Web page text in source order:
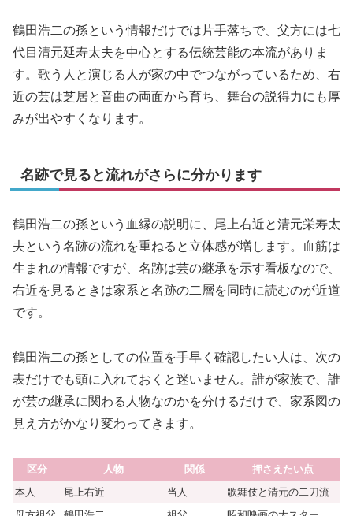
鶴田浩二の孫という情報だけでは片手落ちで、父方には七
代目清元延寿太夫を中心とする伝統芸能の本流がありま
す。歌う人と演じる人が家の中でつながっているため、右
近の芸は芝居と音曲の両面から育ち、舞台の説得力にも厚
みが出やすくなります。
名跡で見ると流れがさらに分かります
鶴田浩二の孫という血縁の説明に、尾上右近と清元栄寿太
夫という名跡の流れを重ねると立体感が増します。血筋は
生まれの情報ですが、名跡は芸の継承を示す看板なので、
右近を見るときは家系と名跡の二層を同時に読むのが近道
です。
鶴田浩二の孫としての位置を手早く確認したい人は、次の
表だけでも頭に入れておくと迷いません。誰が家族で、誰
が芸の継承に関わる人物なのかを分けるだけで、家系図の
見え方がかなり変わってきます。
区分 人物 関係
押さえたい点
本人
尾上右近 当人
歌舞伎と清元の二刀流